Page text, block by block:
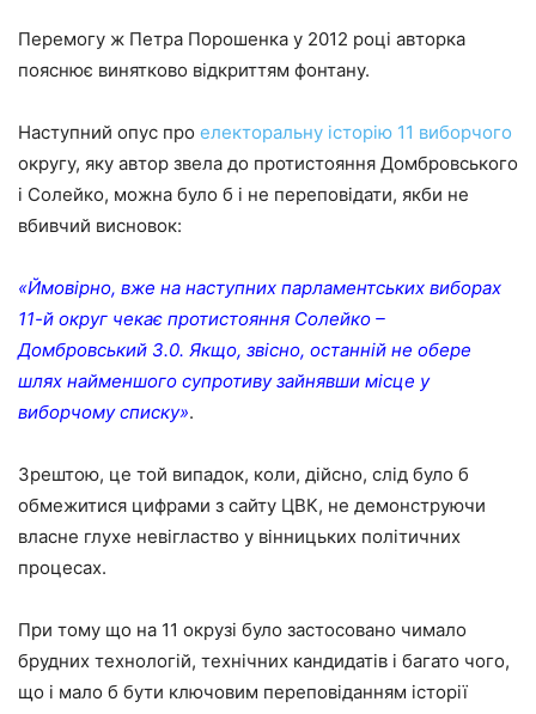
Перемогу ж Петра Порошенка у 2012 році авторка
пояснює винятково відкриттям фонтану.
Наступний опус про електоральну історію 11 виборчого
округу, яку автор звела до протистояння Домбровського
і Солейко, можна було б і не переповідати, якби не
вбивчий висновок:
«Ймовірно, вже на наступних парламентських виборах
11-й округ чекає протистояння Солейко –
Домбровський 3.0. Якщо, звісно, останній не обере
шлях найменшого супротиву зайнявши місце у
виборчому списку».
Зрештою, це той випадок, коли, дійсно, слід було б
обмежитися цифрами з сайту ЦВК, не демонструючи
власне глухе невігластво у вінницьких політичних
процесах.
При тому що на 11 окрузі було застосовано чимало
брудних технологій, технічних кандидатів і багато чого,
що і мало б бути ключовим переповіданням історії